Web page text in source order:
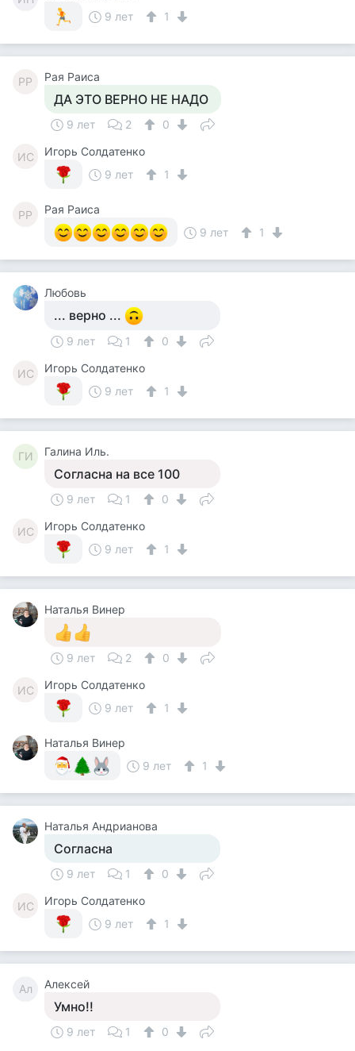
9 лет
1
РР Рая Раиса
ДА ЭТО ВЕРНО НЕ НАДО
9 лет 2 0
ИС
Игорь Солдатенко
9 лет
1
РР
Рая Раиса
9 лет
1
Любовь
... верно ...
9 лет 1 0
ИС
Игорь Солдатенко
9 лет
1
ГИ Галина Иль.
Согласна на все 100
9 лет 1 0
ИС
Игорь Солдатенко
9 лет
1
Наталья Винер
9 лет 2 0
ИС
Игорь Солдатенко
9 лет
1
Наталья Винер
9 лет
1
Наталья Андрианова
Согласна
9 лет 1 0
ИС
Игорь Солдатенко
9 лет
1
Ал Алексей
Умно!!
9 лет 1 0